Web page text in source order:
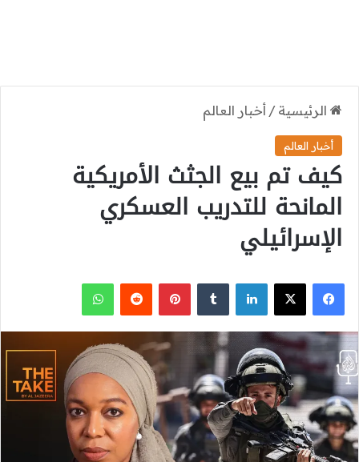
الرئيسية / أخبار العالم
أخبار العالم
كيف تم بيع الجثث الأمريكية
المانحة للتدريب العسكري
الإسرائيلي
فيسبوك
‫X لينكدإن بينتيريست واتساب